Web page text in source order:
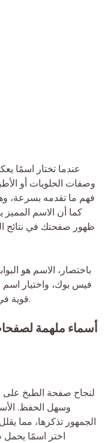
عندما تختار اسمًا
وصفات الحلويات أو
فهم ما تقدمه بسرعة،
كما أن الاسم
ظهور صفحتك في
باختصار، الاسم هو
فيس بوك، واختيار اسم
قوية في بناء علامتك التجارية في مجال الطبخ.
لنجاح صفحة الطبخ
وسهل الحفظ.
الجمهور تذكرها، مما
اختر اسمًا